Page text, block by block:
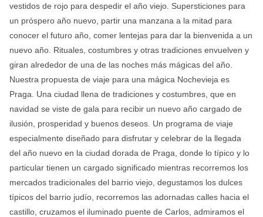
vestidos de rojo para despedir el año viejo. Supersticiones para
un próspero año nuevo, partir una manzana a la mitad para
conocer el futuro año, comer lentejas para dar la bienvenida a un
nuevo año. Rituales, costumbres y otras tradiciones envuelven y
giran alrededor de una de las noches más mágicas del año.
Nuestra propuesta de viaje para una mágica Nochevieja es
Praga. Una ciudad llena de tradiciones y costumbres, que en
navidad se viste de gala para recibir un nuevo año cargado de
ilusión, prosperidad y buenos deseos. Un programa de viaje
especialmente diseñado para disfrutar y celebrar de la llegada
del año nuevo en la ciudad dorada de Praga, donde lo típico y lo
particular tienen un cargado significado mientras recorremos los
mercados tradicionales del barrio viejo, degustamos los dulces
típicos del barrio judío, recorremos las adornadas calles hacia el
castillo, cruzamos el iluminado puente de Carlos, admiramos el